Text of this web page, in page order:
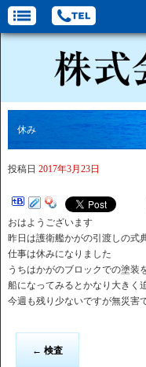
休み
投稿日 2017年3月23日
おはようございます
昨日は護衛艦かがの引渡しの式
仕事は休みになりました
うちはかがのブロックでの塗装
船になってみるとかなり大きく
今週も残り少ないですが無災害
← 検査